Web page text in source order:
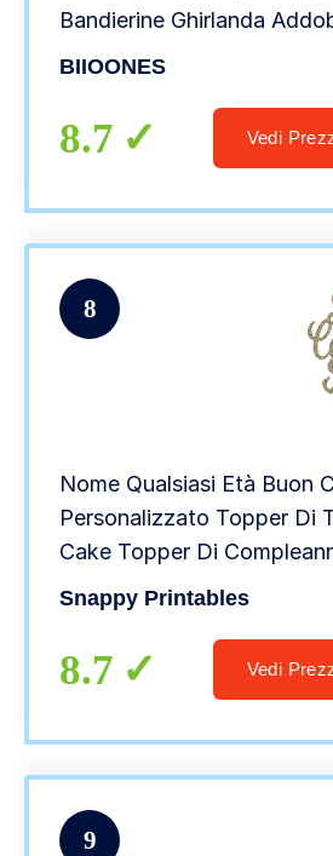
Bandierine Ghirlanda
Decorazione per Festa di
BIIOONES
8.7 Vedi
8
Nome Qualsiasi Età Buon
Personalizzato Topper Di
Cake Topper Di
Di Buon Compleanno
Snappy Printables
8.7 Vedi
9